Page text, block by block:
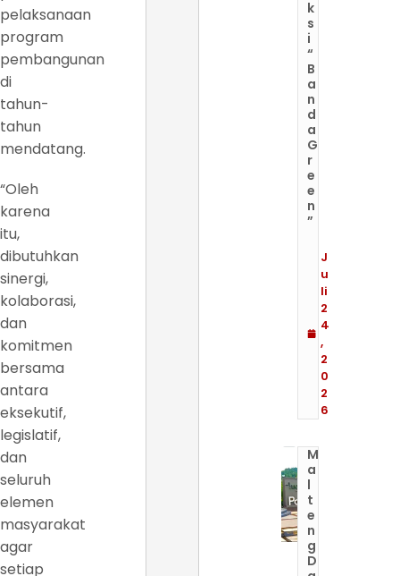
pelaksanaan
program
pembangunan
di
tahun-
tahun
mendatang.
“Oleh
karena
itu,
dibutuhkan
sinergi,
kolaborasi,
dan
komitmen
bersama
antara
eksekutif,
legislatif,
dan
seluruh
elemen
masyarakat
agar
setiap
k
s
i
“
B
a
n
d
a
G
r
e
e
n
”
J
u
li
2
4
,
2
0
2
6
M
a
l
t
e
n
g
D